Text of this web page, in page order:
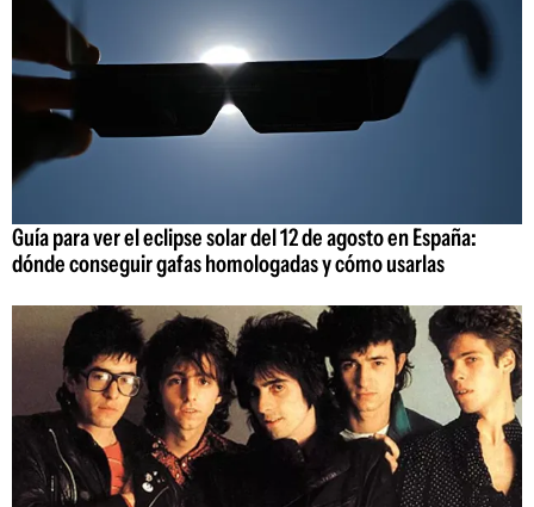
Guía para ver el eclipse solar del 12 de agosto en España:
dónde conseguir gafas homologadas y cómo usarlas